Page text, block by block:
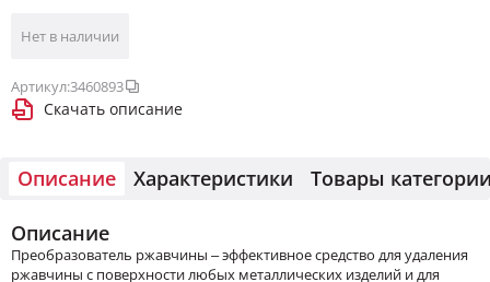
Нет в наличии
Артикул:3460893
Скачать описание
Описание Характеристики Товары
Описание
Преобразователь ржавчины – эффективное средство для удаления
ржавчины с поверхности любых металлических изделий и для